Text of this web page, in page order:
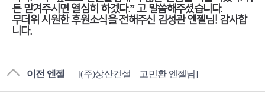
든 맏겨주시면 열심히 하겠다.” 고 말씀해주셨습니다.
무더위 시원한 후원소식을 전해주신 김성관 엔젤님! 감사합
니다.
이전 엔젤 [(주)상산건설 – 고민환 엔젤님]